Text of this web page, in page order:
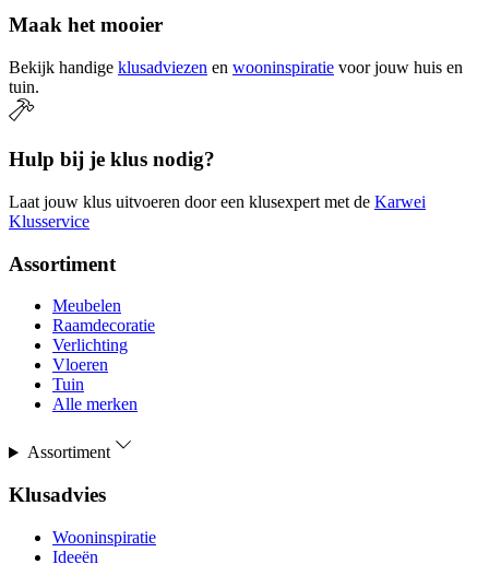
Maak het mooier
Bekijk handige klusadviezen en wooninspiratie voor jouw huis en
tuin.
Hulp bij je klus nodig?
Laat jouw klus uitvoeren door een klusexpert met de Karwei
Klusservice
Assortiment
Meubelen
Raamdecoratie
Verlichting
Vloeren
Tuin
Alle merken
Assortiment
Klusadvies
Wooninspiratie
Ideeën